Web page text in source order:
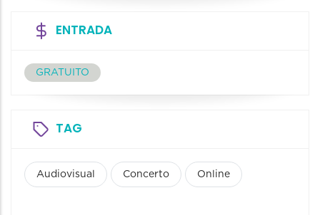
ENTRADA
GRATUITO
TAG
Audiovisual Concerto Online